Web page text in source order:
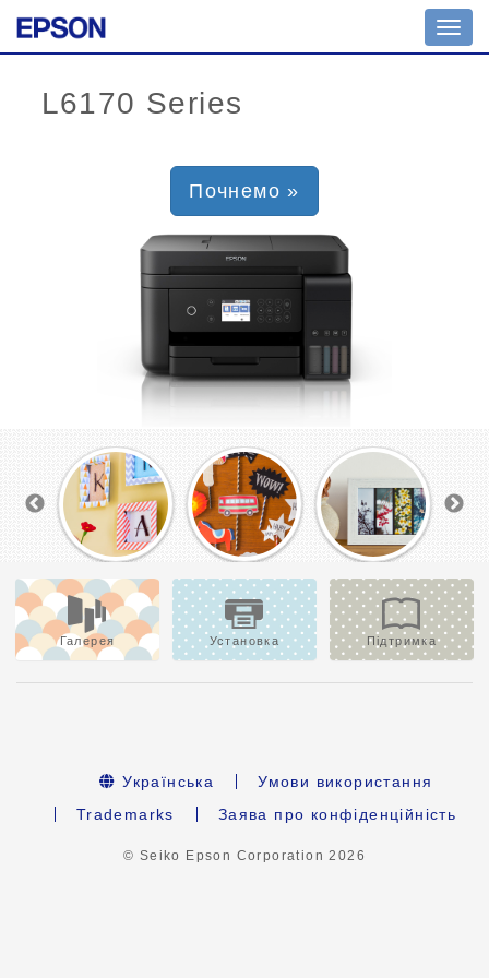
Почнемо »
Галерея Установка Підтримка
Українська
Умови використання
Trademarks
Заява про конфіденційність
© Seiko Epson Corporation2026